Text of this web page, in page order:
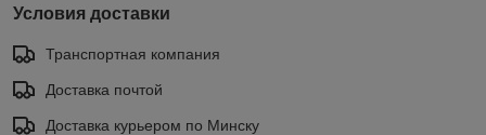
Условия доставки
Транспортная компания
Доставка почтой
Доставка курьером по Минску